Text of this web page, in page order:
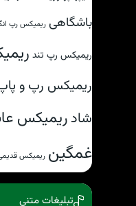
باشگاهی ریمیکس رپ
ریمیکس رپ تند
ریمیکس رپ و
شادریمیکس
غمگین ریمیکس
تبلیغات متنی